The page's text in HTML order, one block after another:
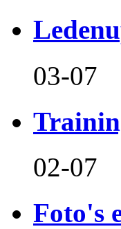
03-07
02-07
Foto's